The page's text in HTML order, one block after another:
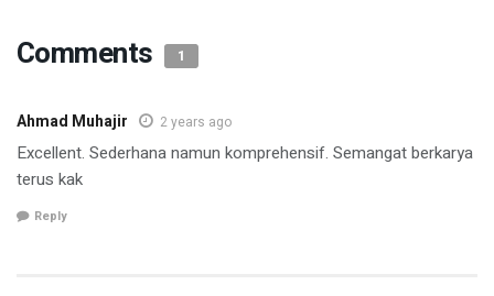
Comments 1
Ahmad Muhajir 2 years ago
Excellent. Sederhana namun komprehensif. Semangat berkarya
terus kak
Reply